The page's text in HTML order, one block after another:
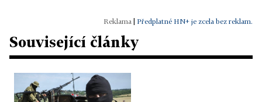
Předplatné HN+ je zcela bez reklam.
Související články